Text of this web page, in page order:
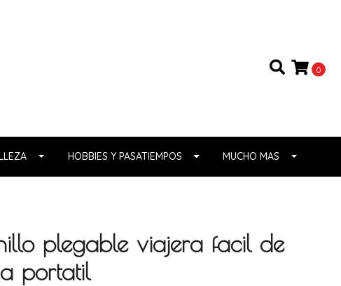
0
HOBBIES Y PASATIEMPOS MUCHO MAS
plegable viajera facil de
portatil